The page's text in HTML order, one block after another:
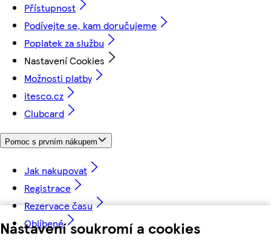
Nastavení soukromí a cookies
Přístupnost
Podívejte se, kam doručujeme
Poplatek za službu
Nastavení Cookies
Možnosti platby
itesco.cz
Clubcard
Pomoc s prvním nákupem
Jak nakupovat
Registrace
Rezervace času
Oblíbené